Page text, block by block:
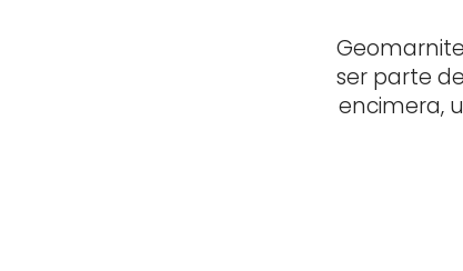
ser parte
encimera,